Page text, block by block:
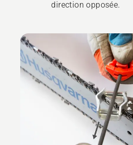
direction opposée.